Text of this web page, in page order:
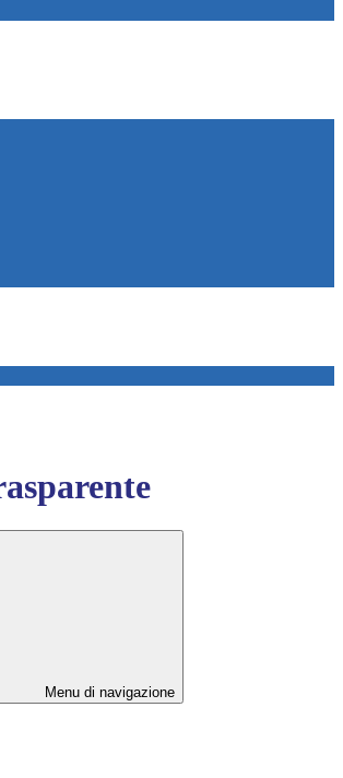
Menu di navigazione